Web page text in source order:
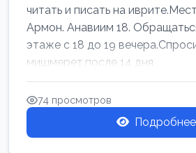
читать и писать на
Армон. Анавиим 18.
этаже с 18 до 19
мишмерет.после 14 дня
74 просмотров
Подробнее